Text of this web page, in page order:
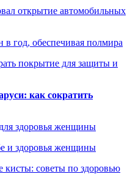
открытие автомобильных
год, обеспечивая полмира
покрытие для защиты и
как сократить
здоровья женщины
и здоровья женщины
кисты: советы по здоровью